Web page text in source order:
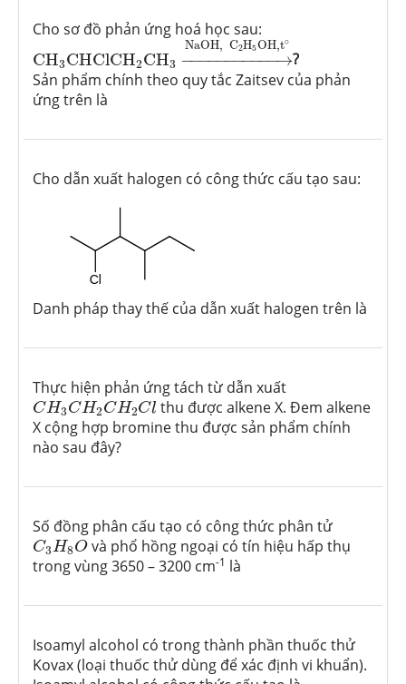
Cho sơ đồ phản ứng hoá học sau:
CH3CHClCH2CH3
NaOH, C2H5OH,t∘
−−−−−−−−−−−→
CH3CHClCH2CH3→NaOH,C2H5OH
?
Sản phẩm chính theo quy tắc Zaitsev của phản
ứng trên là
Cho dẫn xuất halogen có công thức cấu tạo sau:
Danh pháp thay thế của dẫn xuất halogen trên là
Thực hiện phản ứng tách từ dẫn xuất
CH3CH2CH2Cl
CH3CH2CH2Cl thu được alkene X. Đem alkene
X cộng hợp bromine thu được sản phẩm chính
nào sau đây?
Số đồng phân cấu tạo có công thức phân tử
C3H8O
C3 H8Ovà phổ hồng ngoại có tín hiệu hấp thụ
trong vùng 3650 – 3200 cm-1 là
Isoamyl alcohol có trong thành phần thuốc thử
Kovax (loại thuốc thử dùng để xác định vi khuẩn).